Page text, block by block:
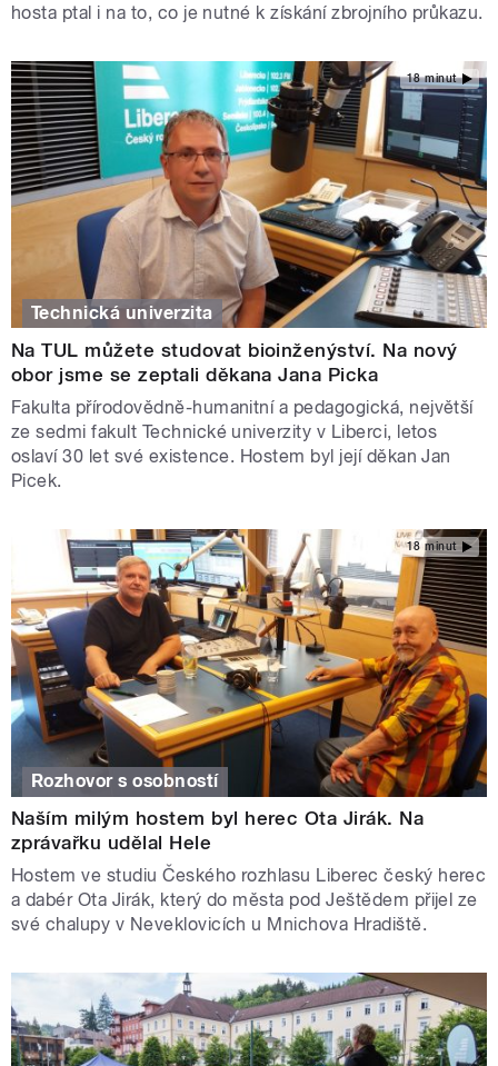
hosta ptal i na to, co je nutné k získání zbrojního průkazu.
18 minut
Technická univerzita
Na TUL můžete studovat bioinženýství. Na nový
obor jsme se zeptali děkana Jana Picka
Fakulta přírodovědně-humanitní a pedagogická, největší
ze sedmi fakult Technické univerzity v Liberci, letos
oslaví 30 let své existence. Hostem byl její děkan Jan
Picek.
18 minut
Rozhovor s osobností
Naším milým hostem byl herec Ota Jirák. Na
zprávařku udělal Hele
Hostem ve studiu Českého rozhlasu Liberec český herec
a dabér Ota Jirák, který do města pod Ještědem přijel ze
své chalupy v Neveklovicích u Mnichova Hradiště.